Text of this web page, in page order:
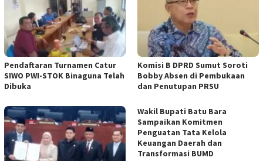
Pendaftaran Turnamen Catur
SIWO PWI-STOK Binaguna Telah
Dibuka
Komisi B DPRD Sumut Soroti
Bobby Absen di Pembukaan
dan Penutupan PRSU
Wakil Bupati Batu Bara
Sampaikan Komitmen
Penguatan Tata Kelola
Keuangan Daerah dan
Transformasi BUMD